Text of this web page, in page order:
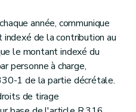
année, communique
de la contribution au
le montant indexé du
personne à charge,
1 de la partie décrétale.
de tirage